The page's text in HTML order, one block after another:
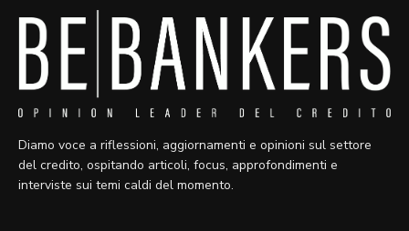
Diamo voce a riflessioni, aggiornamenti e opinioni sul settore
del credito, ospitando articoli, focus, approfondimenti e
interviste sui temi caldi del momento.